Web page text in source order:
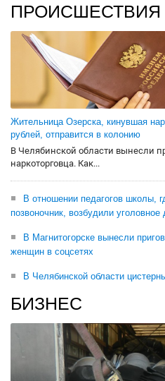
ПРОИСШЕСТВИЯ
Жительница Озерска, кинувшая
рублей, отправится в колонию
В Челябинской области вынесли
наркоторговца. Как...
В отношении педагогов школы,
позвоночник, возбудили уголовное
В Магнитогорске вынесли
женщин в соцсетях
В Челябинской области
БИЗНЕС